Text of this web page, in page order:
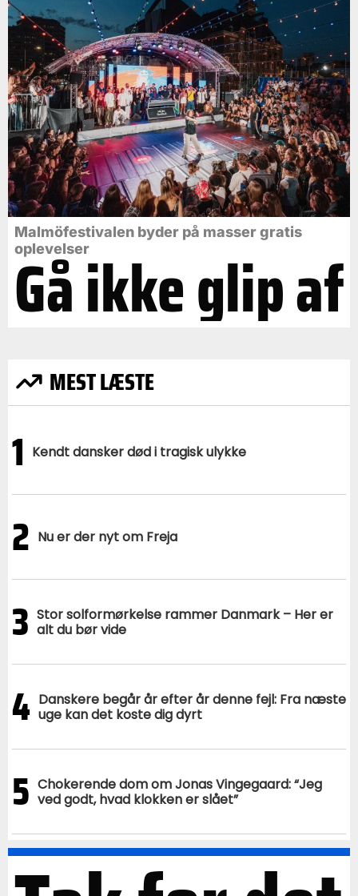
Malmöfestivalen byder på masser gratis
oplevelser
Gå ikke glip af
MEST LÆSTE
1 Kendt dansker død i tragisk ulykke
2 Nu er der nyt om Freja
3 Stor solformørkelse rammer Danmark – Her er
alt du bør vide
4 Danskere begår år efter år denne fejl: Fra næste
uge kan det koste dig dyrt
5 Chokerende dom om Jonas Vingegaard: “Jeg
ved godt, hvad klokken er slået”